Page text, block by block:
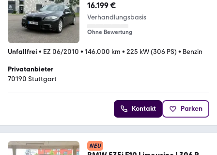
16.199 €
Verhandlungsbasis
Ohne Bewertung
Unfallfrei • EZ 06/2010 • 146.000 km • 225 kW (306 PS) • Benzin
Privatanbieter
70190 Stuttgart
Kontakt Parken
NEU